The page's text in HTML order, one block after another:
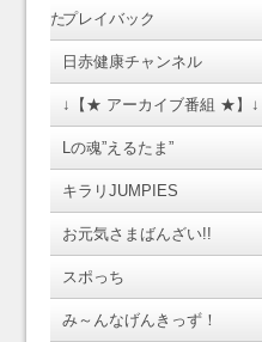
たプレイバック
日赤健康チャンネル
↓【★ アーカイブ番組 ★】↓
Lの魂”えるたま”
キラリJUMPIES
お元気さまばんざい!!
スポっち
み～んなげんきっず！